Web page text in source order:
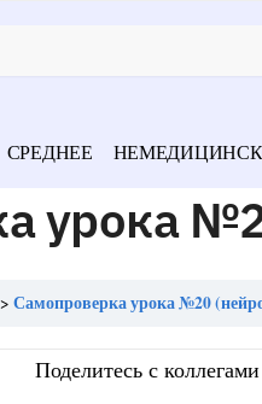
СРЕДНЕЕ
урока
Самопроверка урока №20
Поделитесь с